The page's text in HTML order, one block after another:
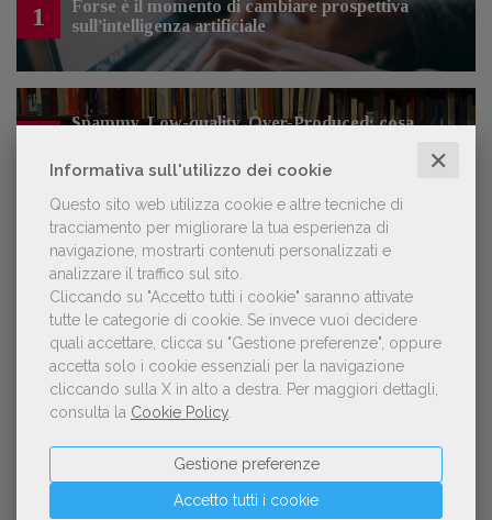
Informativa sull'utilizzo dei cookie ✕
Questo sito web utilizza cookie e altre tecniche di
tracciamento per migliorare la tua esperienza di
navigazione, mostrarti contenuti personalizzati e
analizzare il traffico sul sito.
Cliccando su "Accetto tutti i cookie" saranno attivate
tutte le categorie di cookie. Se invece vuoi decidere
quali accettare, clicca su "Gestione preferenze", oppure
accetta solo i cookie essenziali per la navigazione
cliccando sulla X in alto a destra.
Per maggiori dettagli,
consulta la Cookie Policy
Accetto tutti i cookie
Gestione preferenze
1
Forse è il momento di cambiare prospettiva
sull’intelligenza artificiale
Spammy, Low-quality, Over-Produced: cosa
inquinano la narrativa di genere
Kobo ha rifiutato il 45% dei testi ricevuti per
sospetto utilizzo dell’IA
NOTIZIE DALL'AIE
Il Premio Inge Feltrinelli apre le
candidature per la quinta edizione,
dedicata al tema della pace